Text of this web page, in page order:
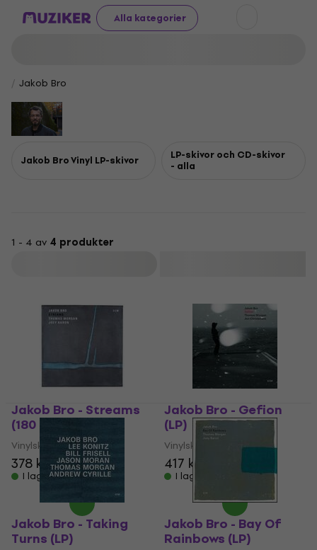
Alla kategorier
Jakob Bro
Jakob Bro Vinyl LP-skivor LP-skivor och CD-skivor
- alla
1 - 4 av 4 produkter
Jakob Bro - Streams
(180 g) (LP)
Vinylskiva
378 kr 399 kr
I lager för E-shop
Jakob Bro - Gefion
(LP)
Vinylskiva
417 kr
I lager för E-shop
Jakob Bro - Taking
Turns (LP)
Jakob Bro - Bay Of
Rainbows (LP)